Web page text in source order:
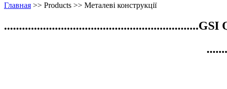
Главная >> Products >> Металеві конструкції